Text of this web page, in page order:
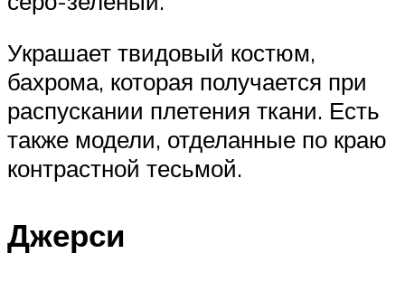
Украшает твидовый костюм,
бахрома, которая получается при
распускании плетения ткани. Есть
также модели, отделанные по краю
контрастной тесьмой.
Джерси